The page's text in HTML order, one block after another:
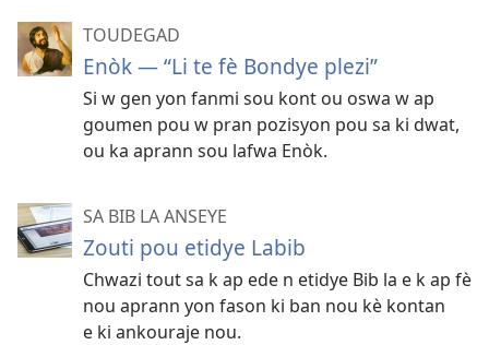
TOUDEGAD
Enòk — “Li te fè Bondye plezi”
Si w gen yon fanmi sou kont ou oswa w ap
goumen pou w pran pozisyon pou sa ki dwat,
ou ka aprann sou lafwa Enòk.
SA BIB LA ANSEYE
Zouti pou etidye Labib
Chwazi tout sa k ap ede n etidye Bib la e k ap fè
nou aprann yon fason ki ban nou kè kontan
e ki ankouraje nou.